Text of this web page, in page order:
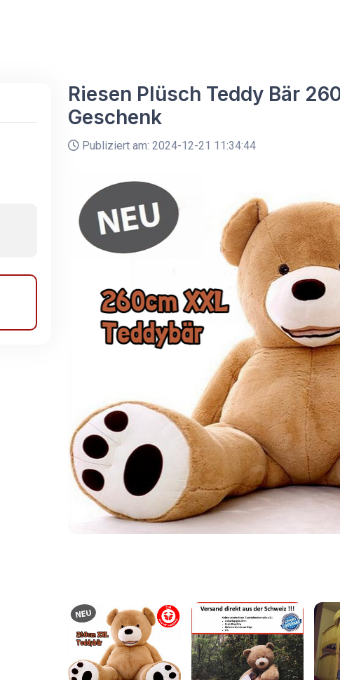
Riesen Plüsch Teddy Bär
Geschenk
Publiziert am: 2024-12-21 11:34:44